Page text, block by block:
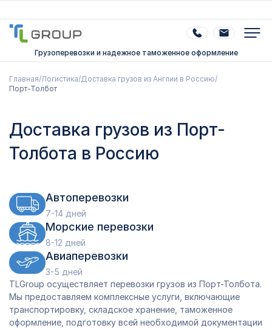
Грузоперевозки и надежное таможенное оформление
Главная/Логистика/Доставка грузов из Англии в Россию/
Порт-Толбот
Доставка грузов из Порт-
Толбота в Россию
Автоперевозки
7-14 дней
Морские перевозки
8-12 дней
Авиаперевозки
3-5 дней
TLGroup осуществляет перевозки грузов из Порт-Толбота.
Мы предоставляем комплексные услуги, включающие
транспортировку, складское хранение, таможенное
оформление, подготовку всей необходимой документации